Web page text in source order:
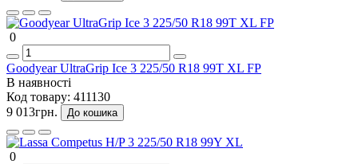
0
Goodyear UltraGrip Ice 3 225/50 R18 99T XL FP
В наявності
Код товару: 411130
9 013грн.
До кошика
0